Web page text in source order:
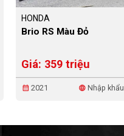
HONDA
Brio RS Màu Đỏ
Giá: 359 triệu
calendar_month 2021 language Nhập khẩu